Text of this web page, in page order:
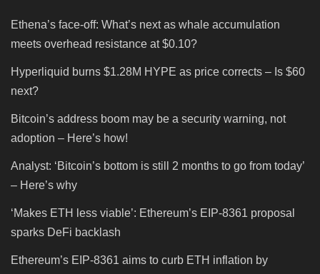
Ethena’s face-off: What’s next as whale accumulation
meets overhead resistance at $0.10?
Hyperliquid burns $1.28M HYPE as price corrects – Is $60
next?
Bitcoin’s address boom may be a security warning, not
adoption – Here’s how!
Analyst: ‘Bitcoin’s bottom is still 2 months to go from today’
– Here’s why
‘Makes ETH less viable’: Ethereum’s EIP-8361 proposal
sparks DeFi backlash
Ethereum’s EIP-8361 aims to curb ETH inflation by